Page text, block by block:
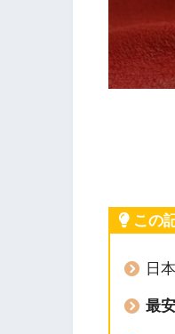
この
日
最